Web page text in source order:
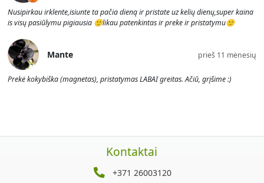
Nusipirkau irklente,isiunte ta pačia dieną ir pristate uz kelių dienų,super kaina
is visų pasiūlymu pigiausia 🙂likau patenkintas ir preke ir pristatymu🙂
Mante prieš 11 mėnesių
Prekė kokybiška (magnetas), pristatymas LABAI greitas. Ačiū, grįšime :)
Kontaktai
+371 26003120